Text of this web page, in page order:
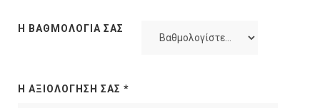
Η ΒΑΘΜΟΛΟΓΊΑ ΣΑΣ
Η ΑΞΙΟΛΌΓΗΣΉ ΣΑΣ *